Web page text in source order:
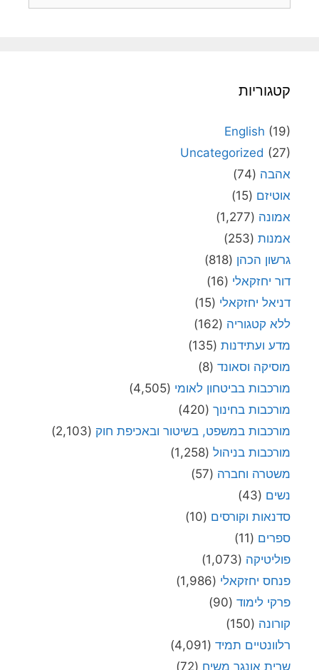
קטגוריות
English (19)
Uncategorized (27)
אהבה (74)
אוטיזם (15)
אמונה (1,277)
אמנות (253)
גרשון הכהן (818)
דור יחזקאלי (16)
דניאל יחזקאלי (15)
ללא קטגוריה (162)
מדע ועתידנות (135)
מוסיקה וסאונד (8)
מורכבות בביטחון לאומי (4,505)
מורכבות בחינוך (420)
מורכבות במשפט, בשיטור ובאכיפת חוק (2,103)
מורכבות בניהול (1,258)
משטרה וחברה (57)
נשים (43)
סדנאות וקורסים (10)
ספרים (11)
פוליטיקה (1,073)
פנחס יחזקאלי (1,986)
פרקי לימוד (90)
קורונה (150)
רלוונטיים תמיד (4,091)
שרית אונגר משיח (72)